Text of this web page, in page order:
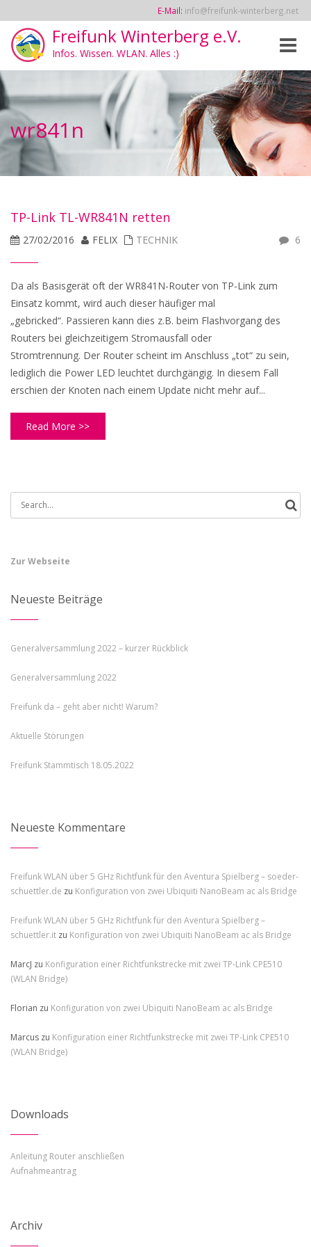
E-Mail: info@freifunk-winterberg.net
Freifunk Winterberg e.V.
Infos. Wissen. WLAN. Alles :)
Toggle
wr841n
TP-Link TL-WR841N retten
27/02/2016 FELIX TECHNIK 6
Da als Basisgerät oft der WR841N-Router von TP-Link zum
Einsatz kommt, wird auch dieser häufiger mal
„gebricked“. Passieren kann dies z.B. beim Flashvorgang des
Routers bei gleichzeitigem Stromausfall oder
Stromtrennung. Der Router scheint im Anschluss „tot“ zu sein,
lediglich die Power LED leuchtet durchgängig. In diesem Fall
erschien der Knoten nach einem Update nicht mehr auf...
Read More >>
Search
for:
Zur Webseite
Neueste Beiträge
Generalversammlung 2022 – kurzer Rückblick
Generalversammlung 2022
Freifunk da – geht aber nicht! Warum?
Aktuelle Störungen
Freifunk Stammtisch 18.05.2022
Neueste Kommentare
Freifunk WLAN über 5 GHz Richtfunk für den Aventura Spielberg – soeder-
schuettler.de zu Konfiguration von zwei Ubiquiti NanoBeam ac als Bridge
Freifunk WLAN über 5 GHz Richtfunk für den Aventura Spielberg –
schuettler.it zu Konfiguration von zwei Ubiquiti NanoBeam ac als Bridge
MarcJ zu Konfiguration einer Richtfunkstrecke mit zwei TP-Link CPE510
(WLAN Bridge)
Florian zu Konfiguration von zwei Ubiquiti NanoBeam ac als Bridge
Marcus zu Konfiguration einer Richtfunkstrecke mit zwei TP-Link CPE510
(WLAN Bridge)
Downloads
Anleitung Router anschließen
Aufnahmeantrag
Archiv